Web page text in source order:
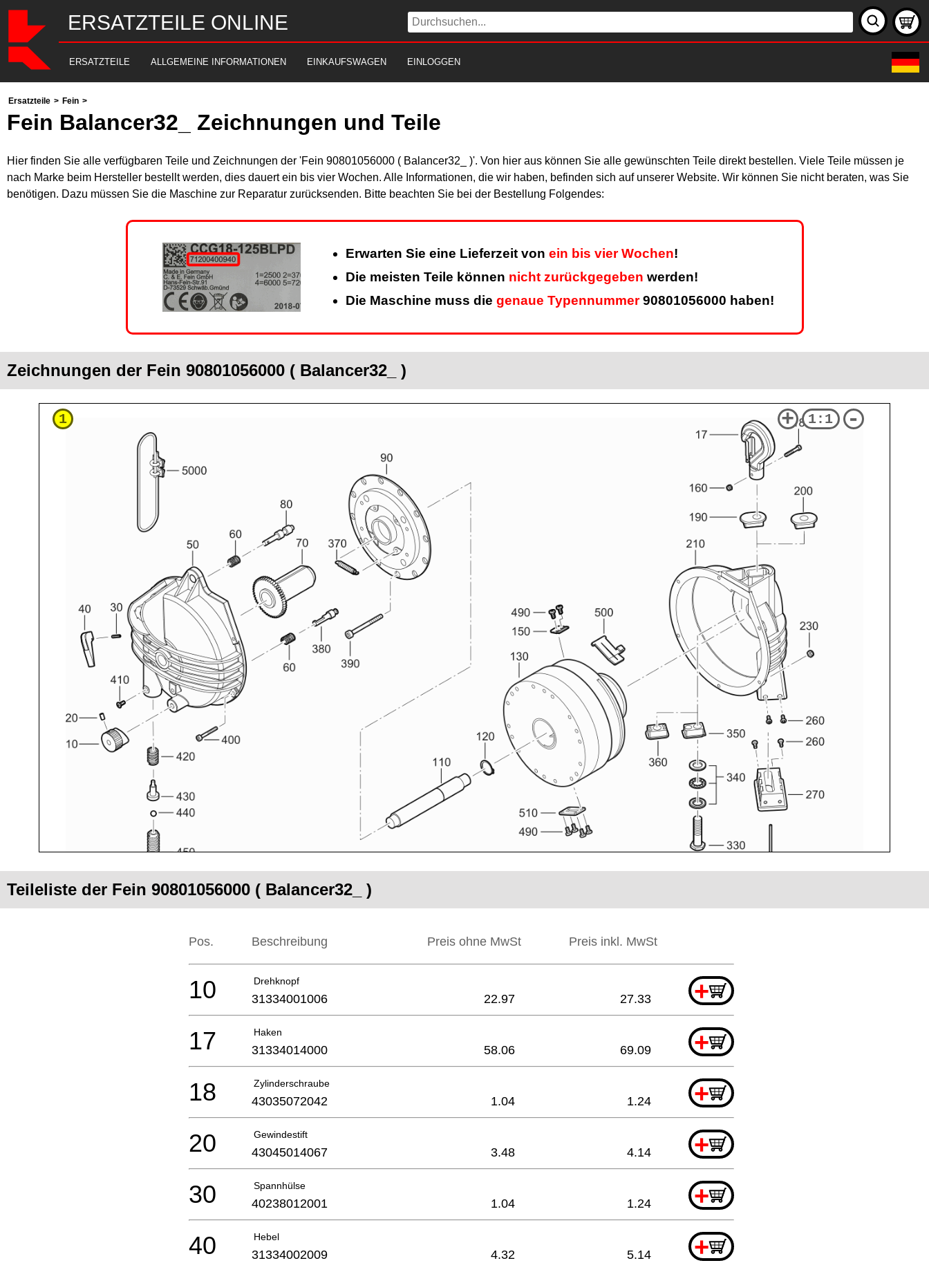
ERSATZTEILE ONLINE
ERSATZTEILE ALLGEMEINE INFORMATIONEN EINKAUFSWAGEN EINLOGGEN
Ersatzteile > Fein >
Fein Balancer32_ Zeichnungen und Teile
Hier finden Sie alle verfügbaren Teile und Zeichnungen der 'Fein 90801056000 ( Balancer32_ )'. Von hier aus können Sie alle gewünschten Teile direkt bestellen. Viele Teile müssen je
nach Marke beim Hersteller bestellt werden, dies dauert ein bis vier Wochen. Alle Informationen, die wir haben, befinden sich auf unserer Website. Wir können Sie nicht beraten, was Sie
benötigen. Dazu müssen Sie die Maschine zur Reparatur zurücksenden. Bitte beachten Sie bei der Bestellung Folgendes:
Erwarten Sie eine Lieferzeit von ein bis vier Wochen!
Die meisten Teile können nicht zurückgegeben werden!
Die Maschine muss die genaue Typennummer90801056000 haben!
Zeichnungen der Fein 90801056000 ( Balancer32_ )
1 + 1:1 -
Teileliste der Fein 90801056000 ( Balancer32_ )
Pos. Beschreibung Preis ohne MwSt Preis inkl. MwSt
Drehknopf +
10 31334001006 22.97 27.33
Haken +
17 31334014000 58.06 69.09
Zylinderschraube +
18 43035072042 1.04 1.24
Gewindestift +
20 43045014067 3.48 4.14
Spannhülse +
30 40238012001 1.04 1.24
Hebel +
40 31334002009 4.32 5.14